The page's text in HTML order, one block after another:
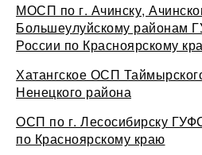
МОСП по г. Ачинску,
Большеулуйскому районам
России по Красноярскому
Хатангское ОСП
Ненецкого района
ОСП по г. Лесосибирску
по Красноярскому краю